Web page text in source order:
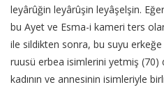
leyârûğin leyârûşin leyâşelşin.
bu Ayet ve Esma-i kameri ters
ile sildikten sonra, bu suyu
ruusü erbea isimlerini yetmiş (70)
kadının ve annesinin isimleriyle